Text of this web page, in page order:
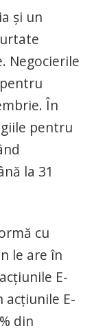
și un
Negocierile
În
pentru
la 31
cu
le are în
E-
acțiunile E-
din